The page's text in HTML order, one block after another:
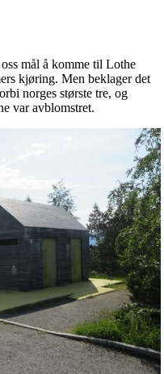
mål å komme til Lothe
kjøring. Men beklager det
norges største tre, og
var avblomstret.